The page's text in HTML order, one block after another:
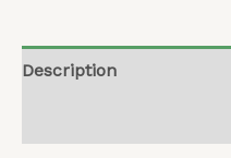
Description